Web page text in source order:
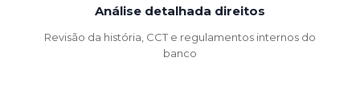
Análise detalhada direitos
Revisão da história, CCT e regulamentos internos do
banco